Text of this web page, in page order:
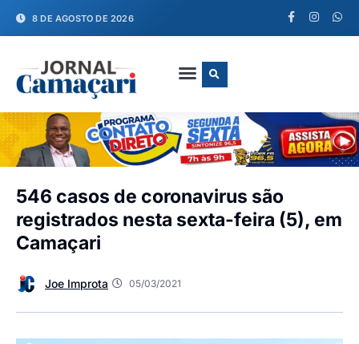
8 DE AGOSTO DE 2026
546 casos de coronavirus são
registrados nesta sexta-feira (5), em
Camaçari
Joe Improta 05/03/2021